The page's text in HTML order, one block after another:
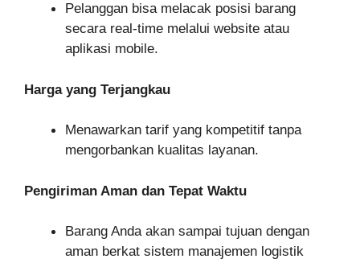
Pelanggan bisa melacak posisi barang
secara real-time melalui website atau
aplikasi mobile.
Harga yang Terjangkau
Menawarkan tarif yang kompetitif tanpa
mengorbankan kualitas layanan.
Pengiriman Aman dan Tepat Waktu
Barang Anda akan sampai tujuan dengan
aman berkat sistem manajemen logistik